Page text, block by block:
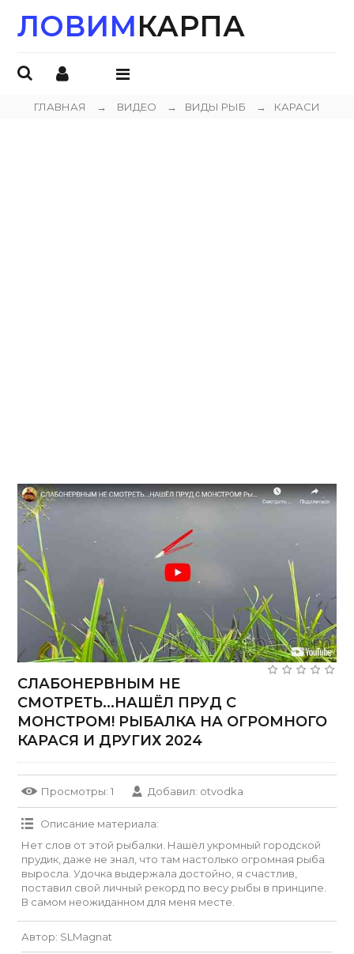
ЛОВИМКАРПА
МЕНЮ
ГЛАВНАЯ → ВИДЕО → ВИДЫ РЫБ → КАРАСИ
СЛАБОНЕРВНЫМ НЕ
СМОТРЕТЬ...НАШЁЛ ПРУД С
МОНСТРОМ! РЫБАЛКА НА ОГРОМНОГО
КАРАСЯ И ДРУГИХ 2024
Просмотры: 1 Добавил: otvodka
Описание материала:
Нет слов от этой рыбалки. Нашёл укромный городской
прудик, даже не знал, что там настолько огромная рыба
выросла. Удочка выдержала достойно, я счастлив,
поставил свой личный рекорд по весу рыбы в принципе.
В самом неожиданном для меня месте.
Автор: SLMagnat